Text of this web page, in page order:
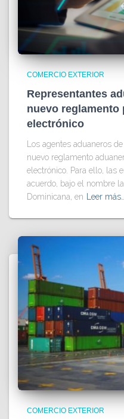
COMERCIO EXTERIOR
Representantes
nuevo reglamento
electrónico
Los agentes aduaneros
nuevo reglamento
electrónico. Para ello, las
acuerdo, bajo el nombre
Dominicana, en
Leer más…
COMERCIO EXTERIOR